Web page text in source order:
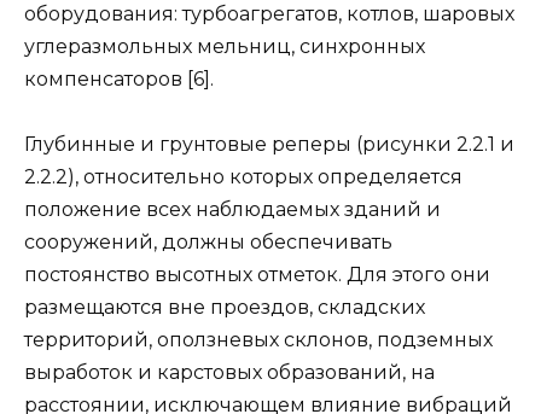
оборудования: турбоагрегатов, котлов, шаровых
углеразмольных мельниц, синхронных
компенсаторов [6].
Глубинные и грунтовые реперы (рисунки 2.2.1 и
2.2.2), относительно которых определяется
положение всех на­блюдаемых зданий и
сооружений, должны обеспечивать
постоянство высотных отметок. Для этого они
размеща­ются вне проездов, складских
территорий, оползневых склонов, подземных
выработок и карстовых образований, на
расстоянии, исключающем влияние вибраций